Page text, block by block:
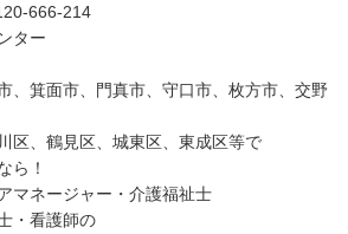
666-214
ター
、箕面市、門真市、守口市、枚方市、交野
区、鶴見区、城東区、東成区等で
ら！
マネージャー・介護福祉士
・看護師の